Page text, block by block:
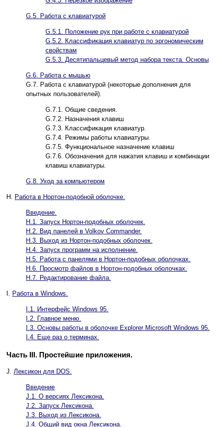
G.5. Работа с клавиатурой
G.5.1. Положение рук при работе с клавиатурой
G.5.2. Классификация клавиатур по эргономическим
свойствам
G.5.3. Десятипальцевый метод набора текста. Основы
G.6. Работа с мышью
G.7. Работа с клавиатурой (некоторые дополнения для
опытных пользователей).
G.7.1. Общие сведения.
G.7.2. Назначения клавиш
G.7.3. Классификация клавиатур.
G.7.4. Режимы работы клавиатуры.
G.7.5. Функциональное назначение клавиш
G.7.6. Обозначения для нажатия клавиш и комбинации
клавиш клавиатуры.
G.8. Уход за компьютером
H. Работа в Нортон-подобной оболочке.
Введение.
H.1. Запуск Нортон-подобных оболочек.
H.2. Вид панелей в Volkov Commander.
H.3. Выход из Нортон-подобных оболочек.
H.4. Запуск программ на исполнение.
H.5. Работа с панелями в Нортон-подобных оболочках.
H.6. Просмотр файлов в Нортон-подобных оболочках.
H.7. Редактирование файла.
I. Работа в Windows.
I.1. Интерфейс Windows 95.
I.2. Главное меню.
I.3. Основы работы в оболочке Explorer Microsoft Windows 95.
I.4. Еще раз о терминах.
Часть III. Простейшие приложения.
J. Лексикон для DOS.
Введение
J.1. О версиях Лексикона.
J.2. Запуск Лексикона.
J.3. Выход из Лексикона.
J.4. Общий вид окна Лексикона.